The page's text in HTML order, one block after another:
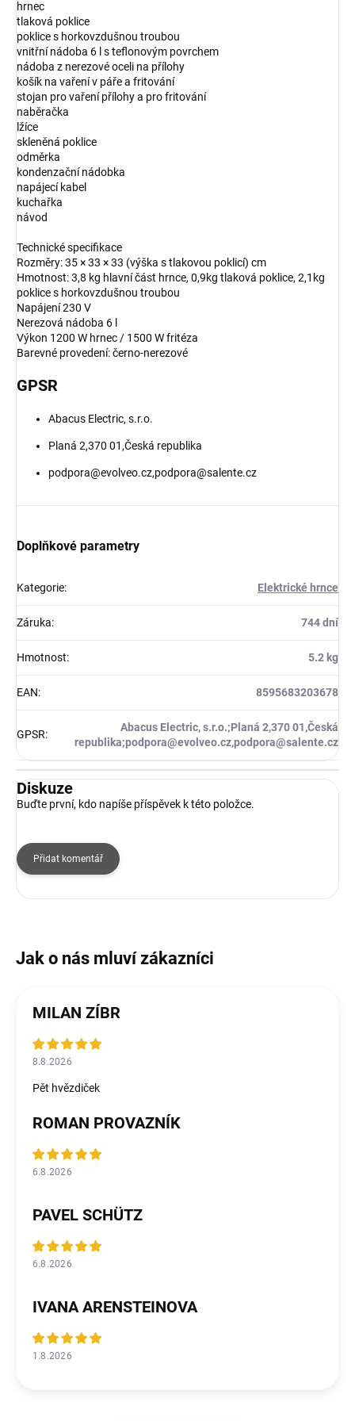
hrnec
tlaková poklice
poklice s horkovzdušnou troubou
vnitřní nádoba 6 l s teflonovým povrchem
nádoba z nerezové oceli na přílohy
košík na vaření v páře a fritování
stojan pro vaření přílohy a pro fritování
naběračka
lžíce
skleněná poklice
odměrka
kondenzační nádobka
napájecí kabel
kuchařka
návod
Technické specifikace
Rozměry: 35 × 33 × 33 (výška s tlakovou poklicí) cm
Hmotnost: 3,8 kg hlavní část hrnce, 0,9kg tlaková poklice, 2,1kg
poklice s horkovzdušnou troubou
Napájení 230 V
Nerezová nádoba 6 l
Výkon 1200 W hrnec / 1500 W fritéza
Barevné provedení: černo-nerezové
GPSR
Abacus Electric, s.r.o.
Planá 2,370 01,Česká republika
podpora@evolveo.cz,podpora@salente.cz
Doplňkové parametry
Kategorie: Elektrické hrnce
Záruka: 744 dní
Hmotnost: 5.2 kg
EAN: 8595683203678
GPSR:
Abacus Electric, s.r.o.;Planá 2,370 01,Česká
republika;podpora@evolveo.cz,podpora@salente.cz
Diskuze
Buďte první, kdo napíše příspěvek k této položce.
Přidat komentář
MILAN ZÍBR
8.8.2026
Pět hvězdiček
ROMAN PROVAZNÍK
6.8.2026
PAVEL SCHÜTZ
6.8.2026
IVANA ARENSTEINOVA
1.8.2026